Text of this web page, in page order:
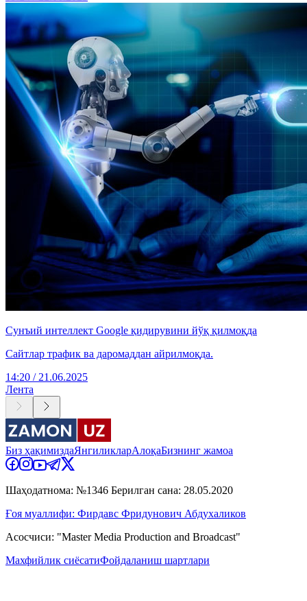
Сунъий интеллект Google қидирувини йўқ қилмоқда
Сайтлар трафик ва даромаддан айрилмоқда.
14:20 / 21.06.2025
Лента
Биз ҳақимиздаЯнгиликларАлоқаБизнинг жамоа
Шаҳодатнома: №1346 Берилган сана: 28.05.2020
Ғоя муаллифи: Фирдавс Фридунович Абдухаликов
Асосчиси: "Master Media Production and Broadcast"
Махфийлик сиёсатиФойдаланиш шартлари